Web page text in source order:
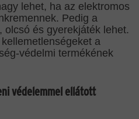
lehet, ha az elektromos
Pedig a
olcsó és gyerekjáték lehet.
a
védelmi termékének
védelemmel ellátott